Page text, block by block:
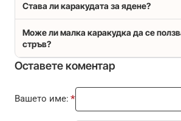
Става ли каракудата за ядене?
Може ли малка каракудка да се
стръв?
Оставете коментар
Вашето име: